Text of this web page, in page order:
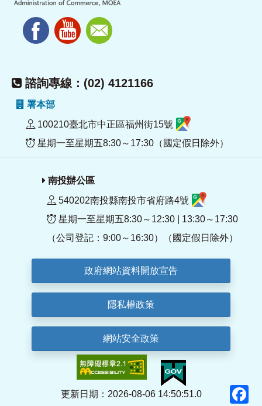
諮詢專線：(02) 4121166
署本部
100210臺北市中正區福州街15號
星期一至星期五8:30～17:30（國定假日除外）
南投辦公區
540202南投縣南投市省府路4號
星期一至星期五8:30～12:30 | 13:30～17:30
（公司登記：9:00～16:30）（國定假日除外）
政府網站資料開放宣告
隱私權政策
網站安全政策
更新日期：2026-08-06 14:50:51.0